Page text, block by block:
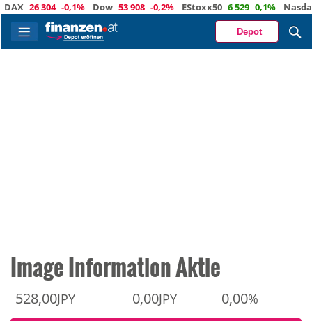
26 304 -0,1% Dow 53 908 -0,2% EStoxx50 6 529 0,1% Nasdaq
Depot
Image Information Aktie
528,00JPY 0,00JPY 0,00%